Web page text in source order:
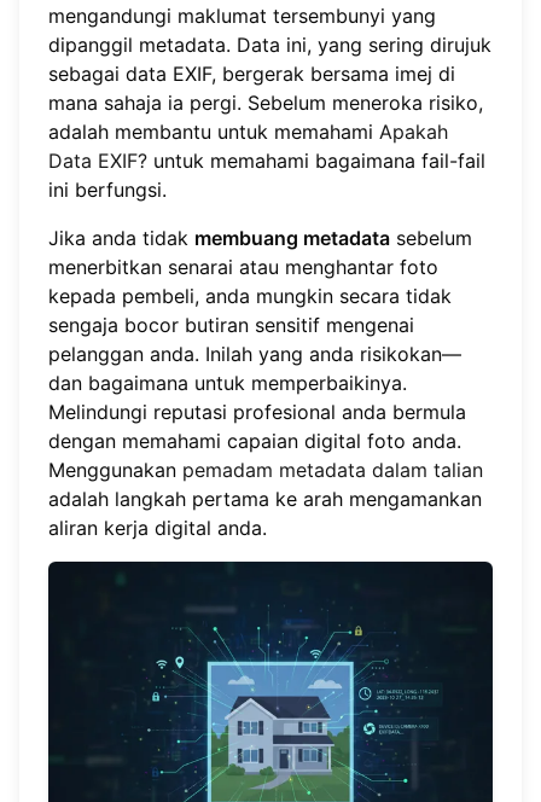
mengandungi maklumat tersembunyi yang
dipanggil metadata. Data ini, yang sering dirujuk
sebagai data EXIF, bergerak bersama imej di
mana sahaja ia pergi. Sebelum meneroka risiko,
adalah membantu untuk memahami Apakah
Data EXIF? untuk memahami bagaimana fail-fail
ini berfungsi.
Jika anda tidak membuang metadata sebelum
menerbitkan senarai atau menghantar foto
kepada pembeli, anda mungkin secara tidak
sengaja bocor butiran sensitif mengenai
pelanggan anda. Inilah yang anda risikokan—
dan bagaimana untuk memperbaikinya.
Melindungi reputasi profesional anda bermula
dengan memahami capaian digital foto anda.
Menggunakan pemadam metadata dalam talian
adalah langkah pertama ke arah mengamankan
aliran kerja digital anda.